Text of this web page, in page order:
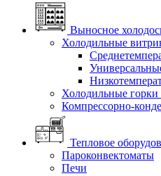
Выносное
Холодильные
Холодильные
Компрессорно-
Тепловое
Пароконвектоматы
Печи